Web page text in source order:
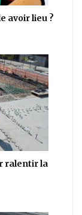
avoir lieu ?
ralentir la